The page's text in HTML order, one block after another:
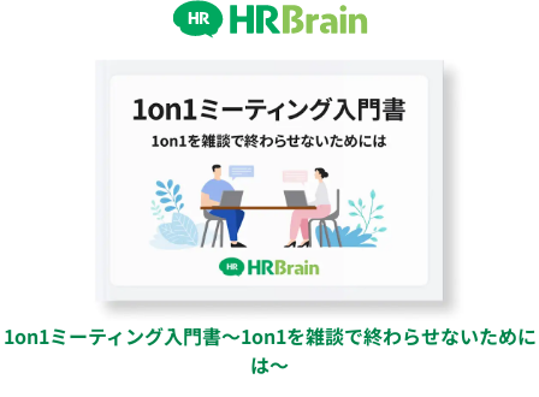
1on1ミーティング入門書〜1on1を雑談で終わらせないために
は〜